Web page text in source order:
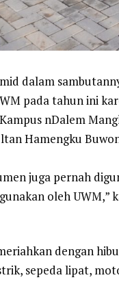
dalam
pada tahun ini
nDalem
Hamengku
juga pernah
oleh
dengan
sepeda lipat,